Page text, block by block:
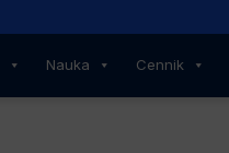
Nauka Cennik